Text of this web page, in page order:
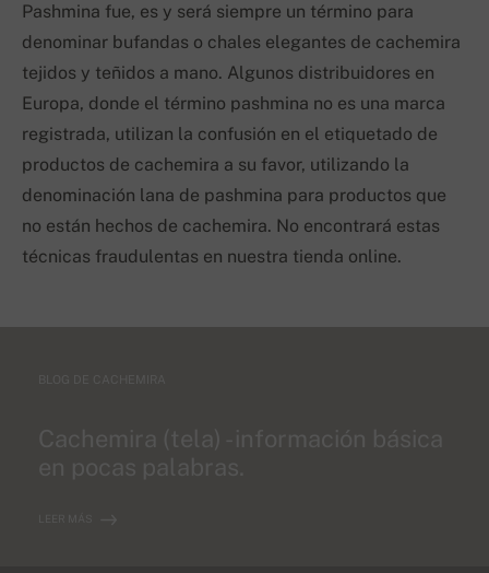
Pashmina fue, es y será siempre un término para
denominar bufandas o chales elegantes de cachemira
tejidos y teñidos a mano. Algunos distribuidores en
Europa, donde el término pashmina no es una marca
registrada, utilizan la confusión en el etiquetado de
productos de cachemira a su favor, utilizando la
denominación lana de pashmina para productos que
no están hechos de cachemira. No encontrará estas
técnicas fraudulentas en nuestra tienda online.